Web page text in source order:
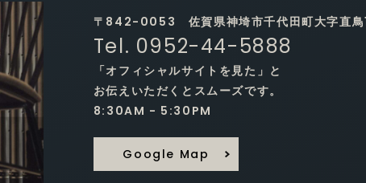
〒842-0053 佐賀県神埼市千代田町大字直鳥
Tel. 0952-44-5888
「オフィシャルサイトを見た」と
お伝えいただくとスムーズです。
8:30AM - 5:30PM
Google Map